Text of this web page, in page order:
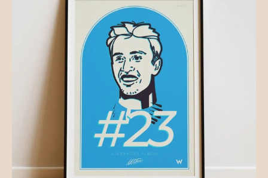
Întreg procesul este coordonat de mâinile și
mințile
noastre
, conform politicii noastre de
a nu utiliza A.I.